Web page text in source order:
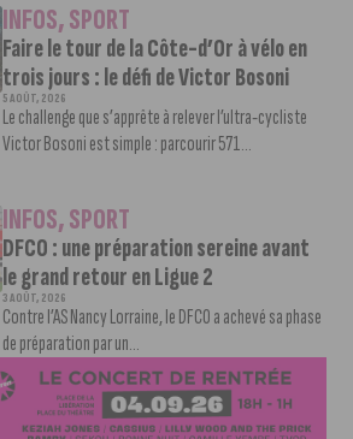
INFOS,SPORT
Faire le tour de la Côte-d’Or à vélo en
trois jours : le défi de Victor Bosoni
5 AOÛT, 2026
Le challenge que s’apprête à relever l’ultra-cycliste
Victor Bosoni est simple : parcourir 571...
INFOS,SPORT
DFCO : une préparation sereine avant
le grand retour en Ligue 2
3 AOÛT, 2026
Contre l’AS Nancy Lorraine, le DFCO a achevé sa phase
de préparation par un...